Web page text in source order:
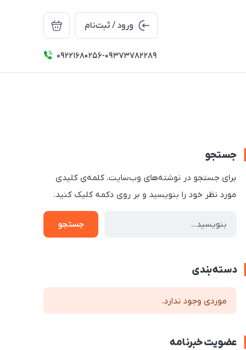
ورود / ثبت‌نام
09221680256-09373782289
جستجو
برای جستجو در نوشته‌های وب‌سایت، کلمه‌ی کلیدی
مورد نظر خود را بنویسید و بر روی دکمه کلیک کنید.
جستجو
دسته‌بندی
موردی وجود ندارد.
عضویت خبرنامه